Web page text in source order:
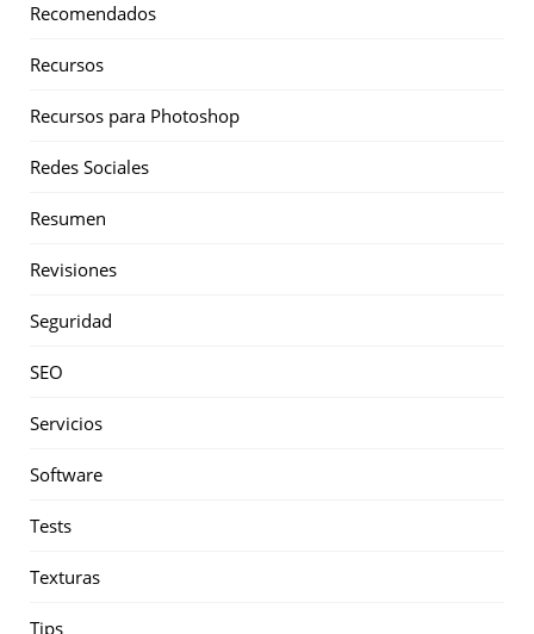
Recomendados
Recursos
Recursos para Photoshop
Redes Sociales
Resumen
Revisiones
Seguridad
SEO
Servicios
Software
Tests
Texturas
Tips